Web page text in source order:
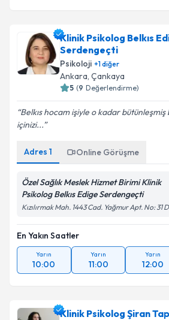
Klinik Psikolog Belkıs
Serdengeçti
Psikoloji +1diğer
Ankara, Çankaya
5 (9 Değerlendirme)
Belkıs hocam işiyle o kadar
içinizi...
Adres 1 Online Görüşme
Özel Sağlık Meslek Hizmet Birimi Klinik
Psikolog Belkıs Edige Serdengeçti
Kızılırmak Mah. 1443 Cad. Yağmur Apt. No: 31
En Yakın Saatler
Yarın
10:00
Yarın
11:00
Yarın
12:00
Klinik Psikolog Şiran